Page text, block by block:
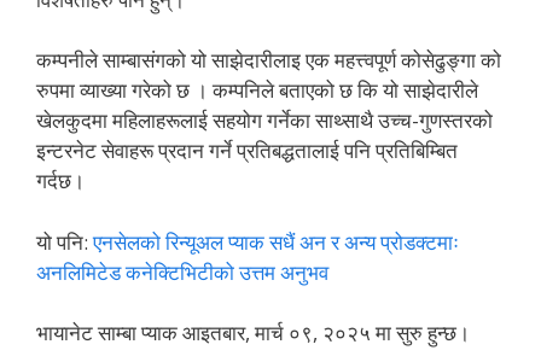
कम्पनीले साम्बासंगको यो साझेदारीलाइ एक महत्त्वपूर्ण कोसेढुङ्गा को
रुपमा व्याख्या गरेको छ । कम्पनिले बताएको छ कि यो साझेदारीले
खेलकुदमा महिलाहरूलाई सहयोग गर्नेका साथ्साथै उच्च-गुणस्तरको
इन्टरनेट सेवाहरू प्रदान गर्ने प्रतिबद्धतालाई पनि प्रतिबिम्बित
गर्दछ।
यो पनि:एनसेलको रिन्यूअल प्याक सधैं अन र अन्य प्रोडक्टमाः
अनलिमिटेड कनेक्टिभिटीको उत्तम अनुभव
भायानेट साम्बा प्याक आइतबार, मार्च ०९, २०२५ मा सुरु हुन्छ।